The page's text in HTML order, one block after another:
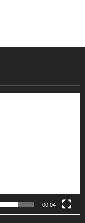
00:04